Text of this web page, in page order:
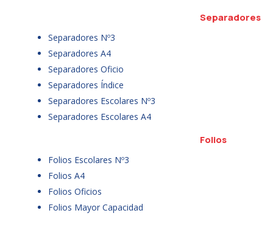
Separadores
Separadores Nº3
Separadores A4
Separadores Oficio
Separadores Índice
Separadores Escolares Nº3
Separadores Escolares A4
Folios
Folios Escolares Nº3
Folios A4
Folios Oficios
Folios Mayor Capacidad